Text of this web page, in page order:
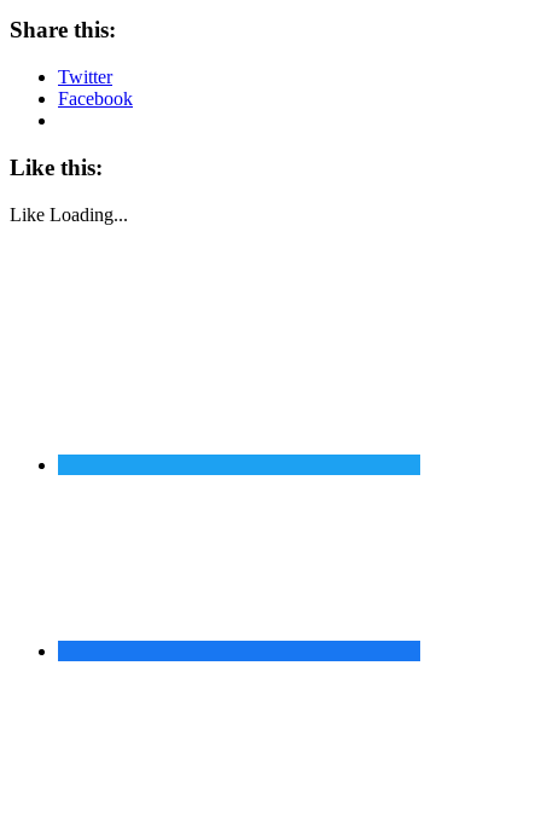
Share this:
Twitter
Facebook
Like this:
Like Loading...